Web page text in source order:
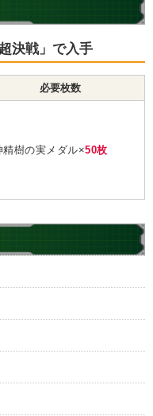
決戦」で入手
必要枚数
精樹の実メダル×50枚